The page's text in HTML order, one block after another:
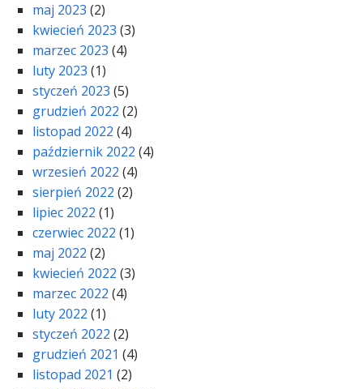
maj 2023 (2)
kwiecień 2023 (3)
marzec 2023 (4)
luty 2023 (1)
styczeń 2023 (5)
grudzień 2022 (2)
listopad 2022 (4)
październik 2022 (4)
wrzesień 2022 (4)
sierpień 2022 (2)
lipiec 2022 (1)
czerwiec 2022 (1)
maj 2022 (2)
kwiecień 2022 (3)
marzec 2022 (4)
luty 2022 (1)
styczeń 2022 (2)
grudzień 2021 (4)
listopad 2021 (2)